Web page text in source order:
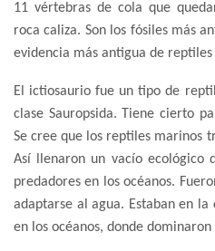
11 vértebras de cola que
roca caliza. Son los fósiles más
evidencia más antigua de
El ictiosaurio fue un tipo de
clase Sauropsida. Tiene cierto
Se cree que los reptiles marinos
Así llenaron un vacío ecológico
predadores en los océanos.
adaptarse al agua. Estaban en
en los océanos, donde